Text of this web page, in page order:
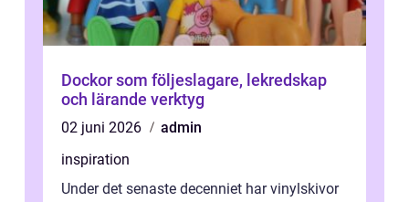
Dockor som följeslagare, lekredskap
och lärande verktyg
02 juni 2026
admin
inspiration
Under det senaste decenniet har vinylskivor